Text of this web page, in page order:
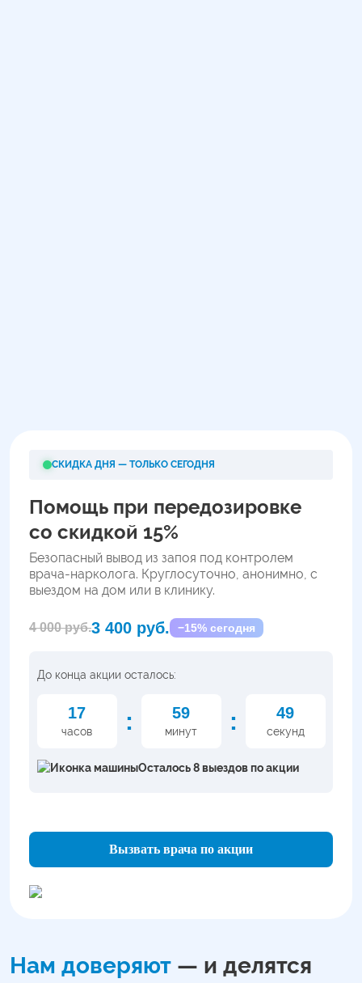
СКИДКА ДНЯ — ТОЛЬКО СЕГОДНЯ
Помощь при передозировке
со скидкой 15%
Безопасный вывод из запоя под контролем
врача-нарколога. Круглосуточно, анонимно, с
выездом на дом или в клинику.
4 000 руб.3 400 руб. −15% сегодня
До конца акции осталось:
17
часов : 59
минут : 48
секунд
Осталось 8 выездов по акции
Вызвать врача по акции
Нам доверяют — и делятся